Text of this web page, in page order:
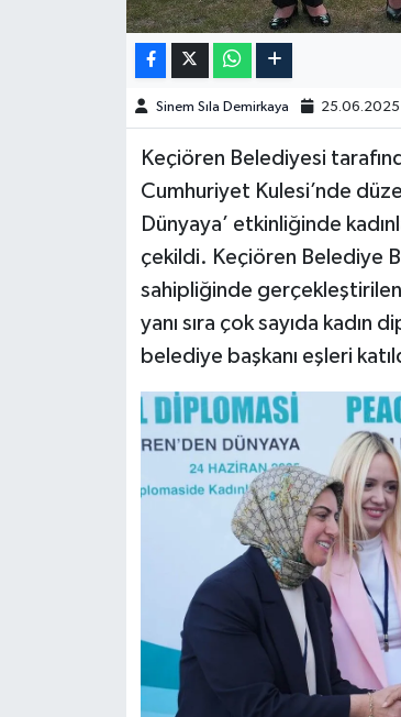
Sinem Sıla Demirkaya 25.06.2025
Keçiören Belediyesi
Cumhuriyet Kulesi’nde
Dünyaya’ etkinliğinde
çekildi. Keçiören Belediye
sahipliğinde
yanı sıra çok sayıda
belediye başkanı eşleri
Kim kimdir?
Kültür Sanat
Televizyon
Yaşam-Çevre